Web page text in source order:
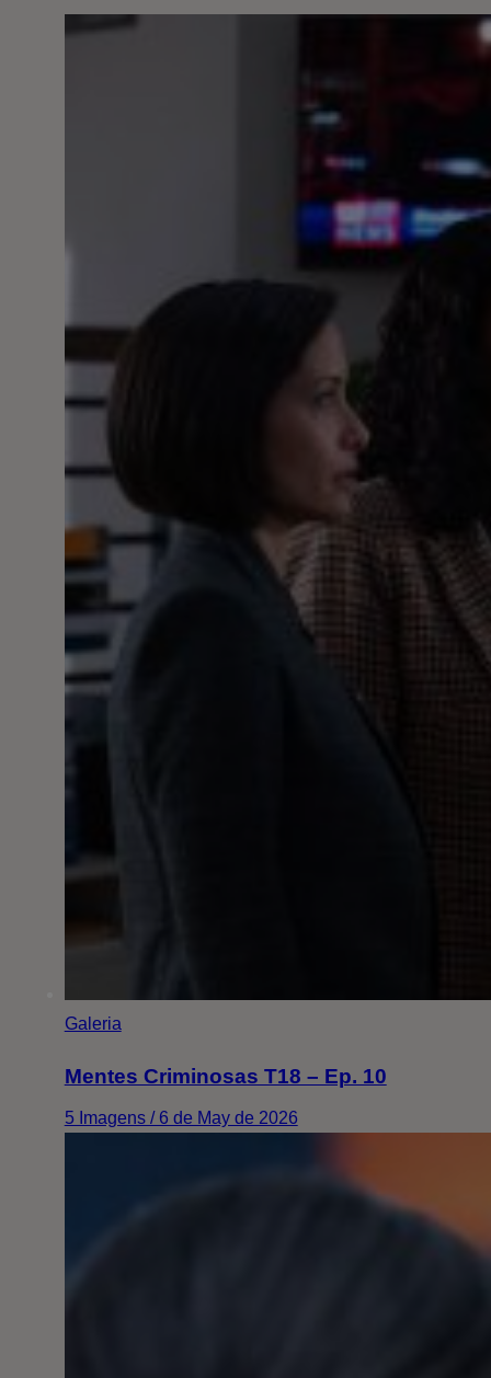
Galeria
Mentes Criminosas T18 – Ep. 10
5 Imagens / 6 de May de 2026